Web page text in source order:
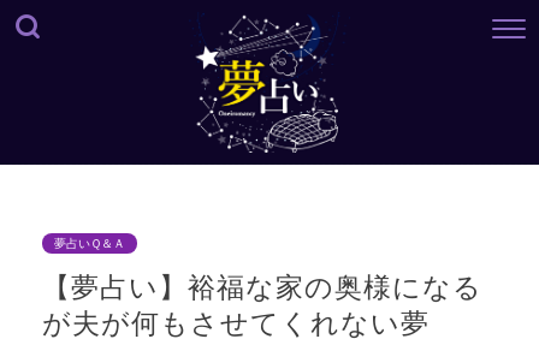
夢占いＱ＆Ａ
【夢占い】裕福な家の奥様になる
が夫が何もさせてくれない夢